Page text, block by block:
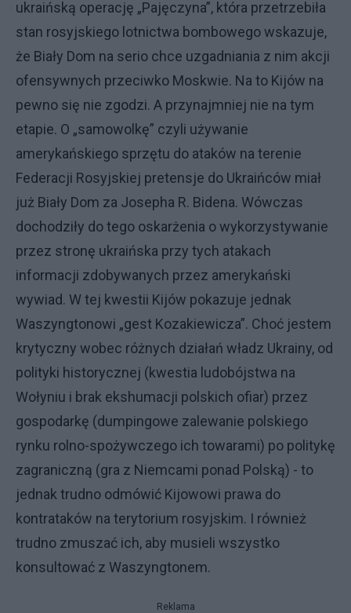
ukraińską operację „Pajęczyna”, która przetrzebiła
stan rosyjskiego lotnictwa bombowego wskazuje,
że Biały Dom na serio chce uzgadniania z nim akcji
ofensywnych przeciwko Moskwie. Na to Kijów na
pewno się nie zgodzi. A przynajmniej nie na tym
etapie. O „samowolkę” czyli używanie
amerykańskiego sprzętu do ataków na terenie
Federacji Rosyjskiej pretensje do Ukraińców miał
już Biały Dom za Josepha R. Bidena. Wówczas
dochodziły do tego oskarżenia o wykorzystywanie
przez stronę ukraińska przy tych atakach
informacji zdobywanych przez amerykański
wywiad. W tej kwestii Kijów pokazuje jednak
Waszyngtonowi „gest Kozakiewicza”. Choć jestem
krytyczny wobec różnych działań władz Ukrainy, od
polityki historycznej (kwestia ludobójstwa na
Wołyniu i brak ekshumacji polskich ofiar) przez
gospodarkę (dumpingowe zalewanie polskiego
rynku rolno-spożywczego ich towarami) po politykę
zagraniczną (gra z Niemcami ponad Polską) - to
jednak trudno odmówić Kijowowi prawa do
kontrataków na terytorium rosyjskim. I również
trudno zmuszać ich, aby musieli wszystko
konsultować z Waszyngtonem.
Reklama